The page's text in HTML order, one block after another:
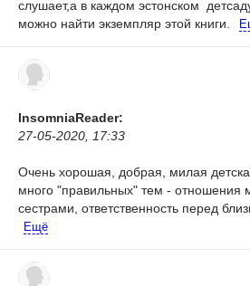
слушает,а в каждом эстонском
можно найти экземпляр этой книги.
InsomniaReader:
27-05-2020, 17:33
Очень хорошая, добрая, милая
много "правильных" тем - отношения
сестрами, ответственность перед
Ещё